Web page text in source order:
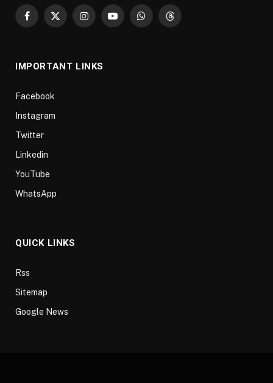
Facebook
X
InstagramYouTubeWhatsAppThreads
IMPORTANT LINKS
Facebook
Instagram
Twitter
Linkedin
YouTube
WhatsApp
QUICK LINKS
Rss
Sitemap
Google News